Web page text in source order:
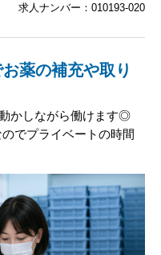
求人ナンバー：010193-020
薬の補充や取り
かしながら働けます◎
でプライベートの時間